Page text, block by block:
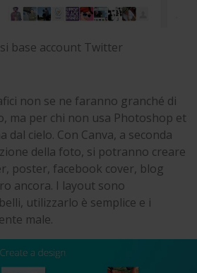
base account Twitter
non se ne faranno granché di
ma per chi non usa Photoshop et
dal cielo. Con Canva, a seconda
della foto, si potranno creare
poster, facebook cover, blog
ancora. I layout sono
utilizzarlo è semplice e i
male.